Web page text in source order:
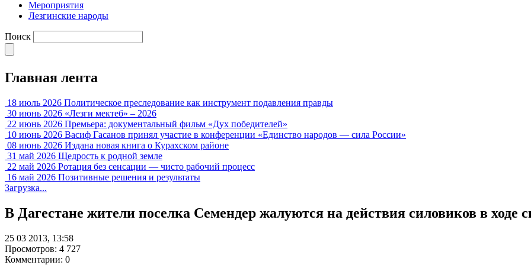
Мероприятия
Лезгинские народы
Поиск
Главная лента
18 июль 2026 Политическое преследование как инструмент подавления правды
30 июнь 2026 «Лезги мектеб» – 2026
22 июнь 2026 Премьера: документальный фильм «Дух победителей»
10 июнь 2026 Васиф Гасанов принял участие в конференции «Единство народов — сила России»
08 июнь 2026 Издана новая книга о Курахском районе
31 май 2026 Щедрость к родной земле
22 май 2026 Ротация без сенсации — чисто рабочий процесс
16 май 2026 Позитивные решения и результаты
Загрузка...
В Дагестане жители поселка Семендер жалуются на действия силовиков в ходе
25 03 2013, 13:58
Просмотров: 4 727
Комментарии: 0